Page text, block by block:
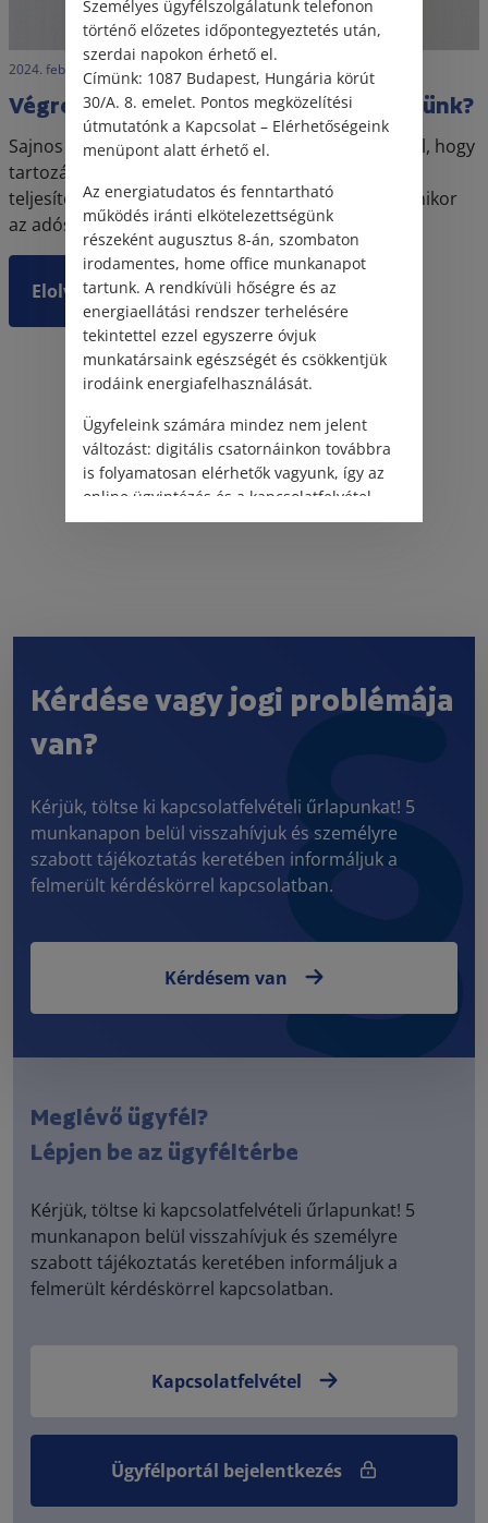
2024. február 8. • LegitiMoadmin
Végrehajtás alatt állunk, de mit tehetünk?
Sajnos számos ügyfelünk küzd azzal a problémával, hogy
tartozásaik mértéke meghaladják gazdasági
teljesítőképeségük határait. Az ilyen esetekben, amikor
az adós nem tuja adósságát megfizetni, a jog...
Elolvasom
Kérdése vagy jogi problémája
van?
Kérjük, töltse ki kapcsolatfelvételi űrlapunkat! 5
munkanapon belül visszahívjuk és személyre
szabott tájékoztatás keretében informáljuk a
felmerült kérdéskörrel kapcsolatban.
Kérdésem van
Meglévő ügyfél?
Lépjen be az ügyféltérbe
Kérjük, töltse ki kapcsolatfelvételi űrlapunkat! 5
munkanapon belül visszahívjuk és személyre
szabott tájékoztatás keretében informáljuk a
felmerült kérdéskörrel kapcsolatban.
Kapcsolatfelvétel
Ügyfélportál bejelentkezés
Személyes ügyfélszolgálatunk telefonon
történő előzetes időpontegyeztetés után,
szerdai napokon érhető el.
Címünk: 1087 Budapest, Hungária körút
30/A. 8. emelet. Pontos megközelítési
útmutatónk a Kapcsolat – Elérhetőségeink
menüpont alatt érhető el.
Az energiatudatos és fenntartható
működés iránti elkötelezettségünk
részeként augusztus 8-án, szombaton
irodamentes, home office munkanapot
tartunk. A rendkívüli hőségre és az
energiaellátási rendszer terhelésére
tekintettel ezzel egyszerre óvjuk
munkatársaink egészségét és csökkentjük
irodáink energiafelhasználását.
Ügyfeleink számára mindez nem jelent
változást: digitális csatornáinkon továbbra
is folyamatosan elérhetők vagyunk, így az
online ügyintézés és a kapcsolatfelvétel
változatlanul biztosított.